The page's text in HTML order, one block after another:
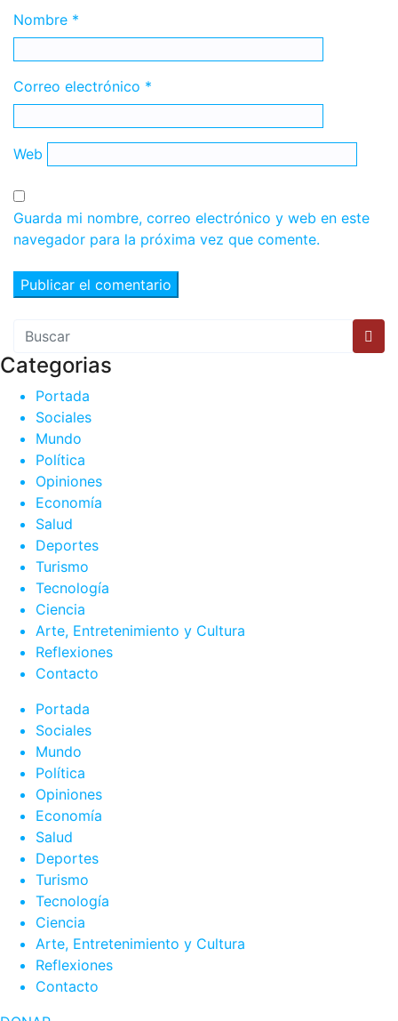
Nombre *
Correo electrónico *
Web
Guarda mi nombre, correo electrónico y web en este
navegador para la próxima vez que comente.
Categorias
Portada
Sociales
Mundo
Política
Opiniones
Economía
Salud
Deportes
Turismo
Tecnología
Ciencia
Arte, Entretenimiento y Cultura
Reflexiones
Contacto
Portada
Sociales
Mundo
Política
Opiniones
Economía
Salud
Deportes
Turismo
Tecnología
Ciencia
Arte, Entretenimiento y Cultura
Reflexiones
Contacto